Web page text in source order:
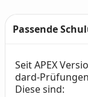
Passende
Text
Seit APEX
dard-
Diese sind: